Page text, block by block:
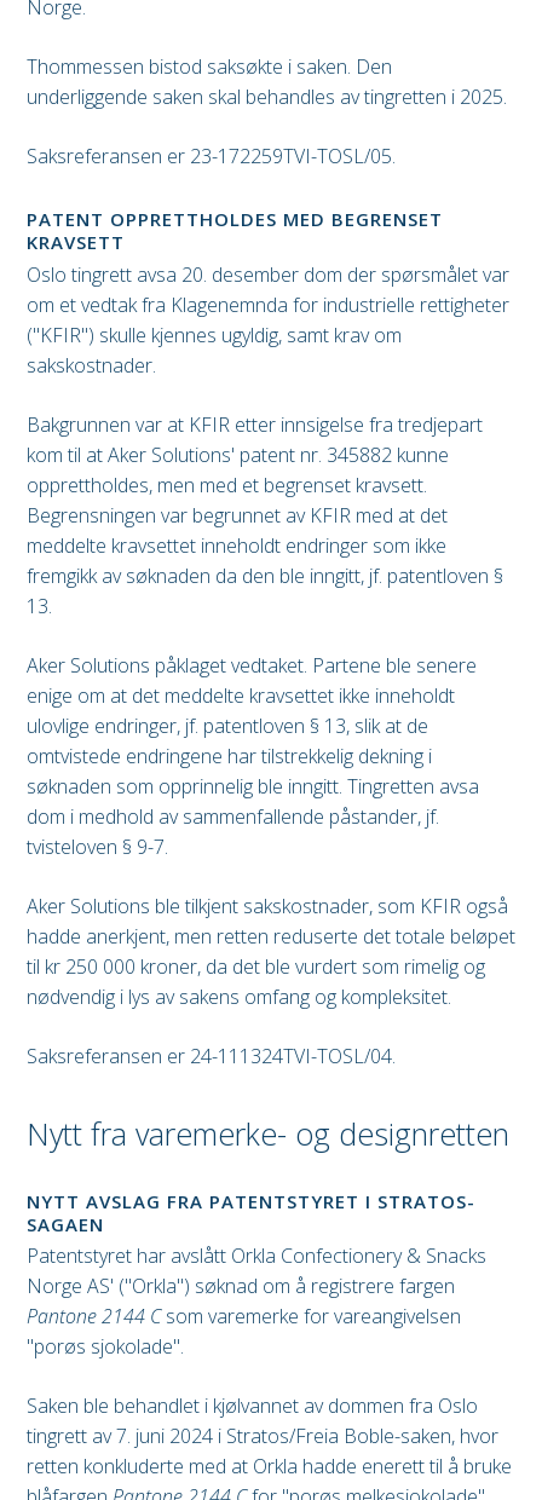
Norge.
Thommessen bistod saksøkte i saken. Den
underliggende saken skal behandles av tingretten i 2025.
Saksreferansen er 23-172259TVI-TOSL/05.
PATENT OPPRETTHOLDES MED BEGRENSET
KRAVSETT
Oslo tingrett avsa 20. desember dom der spørsmålet var
om et vedtak fra Klagenemnda for industrielle rettigheter
("KFIR") skulle kjennes ugyldig, samt krav om
sakskostnader.
Bakgrunnen var at KFIR etter innsigelse fra tredjepart
kom til at Aker Solutions' patent nr. 345882 kunne
opprettholdes, men med et begrenset kravsett.
Begrensningen var begrunnet av KFIR med at det
meddelte kravsettet inneholdt endringer som ikke
fremgikk av søknaden da den ble inngitt, jf. patentloven §
13.
Aker Solutions påklaget vedtaket. Partene ble senere
enige om at det meddelte kravsettet ikke inneholdt
ulovlige endringer, jf. patentloven § 13, slik at de
omtvistede endringene har tilstrekkelig dekning i
søknaden som opprinnelig ble inngitt. Tingretten avsa
dom i medhold av sammenfallende påstander, jf.
tvisteloven § 9-7.
Aker Solutions ble tilkjent sakskostnader, som KFIR også
hadde anerkjent, men retten reduserte det totale beløpet
til kr 250 000 kroner, da det ble vurdert som rimelig og
nødvendig i lys av sakens omfang og kompleksitet.
Saksreferansen er 24-111324TVI-TOSL/04.
Nytt fra varemerke- og designretten
NYTT AVSLAG FRA PATENTSTYRET I STRATOS-
SAGAEN
Patentstyret har avslått Orkla Confectionery & Snacks
Norge AS' ("Orkla") søknad om å registrere fargen
Pantone 2144 Csom varemerke for vareangivelsen
"porøs sjokolade".
Saken ble behandlet i kjølvannet av dommen fra Oslo
tingrett av 7. juni 2024 i Stratos/Freia Boble-saken, hvor
retten konkluderte med at Orkla hadde enerett til å bruke